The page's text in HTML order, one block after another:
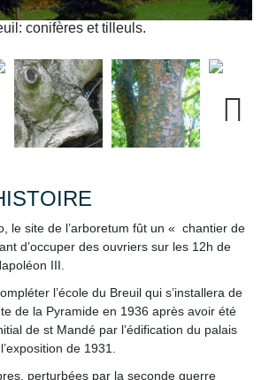
conifères et tilleuls.
le site de l’arboretum fût un « chantier de
d’occuper des ouvriers sur les 12h de
III.
l’école du Breuil qui s’installera de
de la Pyramide en 1936 après avoir été
de st Mandé par l’édification du palais
de 1931.
perturbées par la seconde guerre